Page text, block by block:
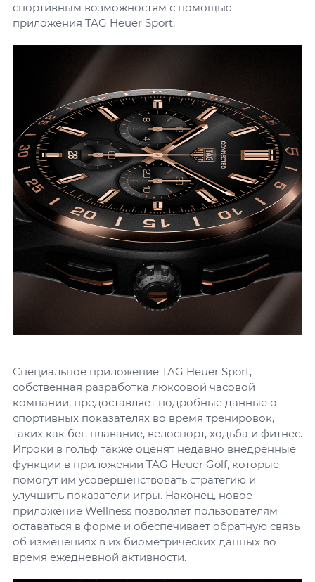
спортивным возможностям с помощью
приложения TAG Heuer Sport.
Специальное приложение TAG Heuer Sport,
собственная разработка люксовой часовой
компании, предоставляет подробные данные о
спортивных показателях во время тренировок,
таких как бег, плавание, велоспорт, ходьба и фитнес.
Игроки в гольф также оценят недавно внедренные
функции в приложении TAG Heuer Golf, которые
помогут им усовершенствовать стратегию и
улучшить показатели игры. Наконец, новое
приложение Wellness позволяет пользователям
оставаться в форме и обеспечивает обратную связь
об изменениях в их биометрических данных во
время ежедневной активности.